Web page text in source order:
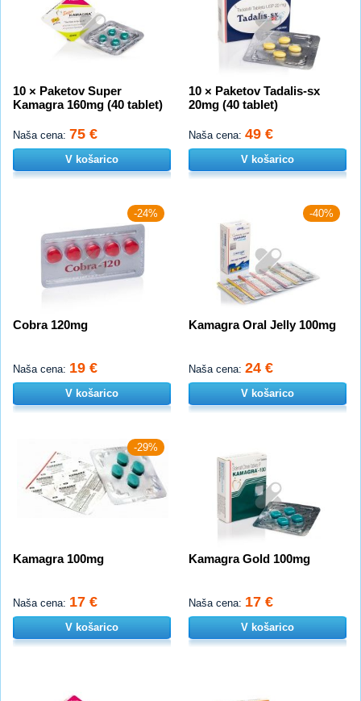
10 × Paketov Super
Kamagra 160mg (40 tablet)
Naša cena: 75 €
V košarico
10 × Paketov Tadalis-sx
20mg (40 tablet)
Naša cena: 49 €
V košarico
-24%
Cobra 120mg
Naša cena: 19 €
V košarico
-40%
Kamagra Oral Jelly 100mg
Naša cena: 24 €
V košarico
-29%
Kamagra 100mg
Naša cena: 17 €
V košarico
Kamagra Gold 100mg
Naša cena: 17 €
V košarico